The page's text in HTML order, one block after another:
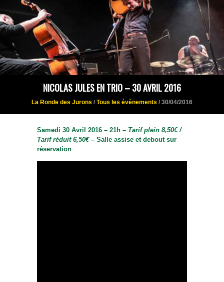
NICOLAS JULES EN TRIO – 30 AVRIL 2016
La Ronde des Jurons / Tous les évènements / 30/04/2016
Samedi 30 Avril 2016 – 21h – Tarif plein 8,50€ /
Tarif réduit 6,50€ – Salle assise et debout sur
réservation